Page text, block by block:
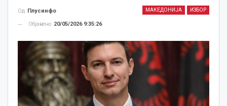
МАКЕДОНИЈА ИЗБОР
Од Плусинфо
Објавено 20/05/2026 9:35:26